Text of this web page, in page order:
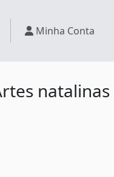
Minha Conta
natalinas